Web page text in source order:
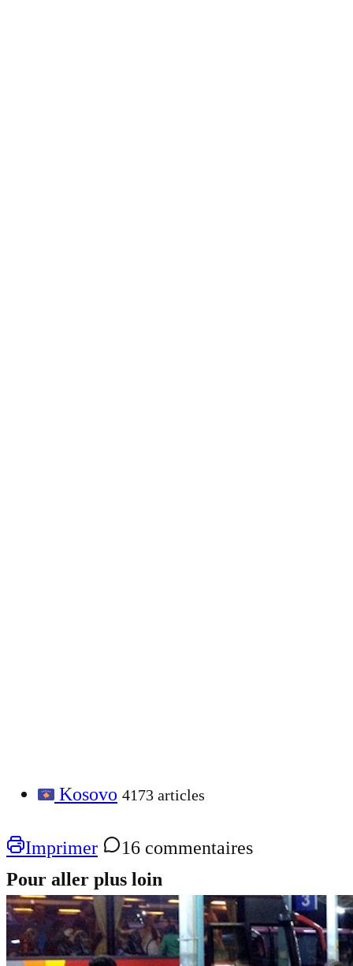
Kosovo 4173 articles
Imprimer
16 commentaires
Pour aller plus loin